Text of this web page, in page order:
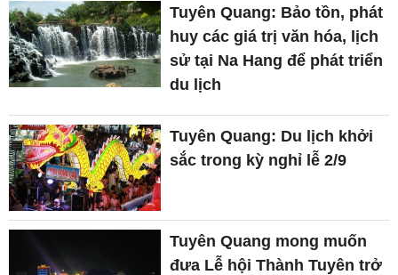
Tuyên Quang: Bảo tồn, phát
huy các giá trị văn hóa, lịch
sử tại Na Hang để phát triển
du lịch
Tuyên Quang: Du lịch khởi
sắc trong kỳ nghỉ lễ 2/9
Tuyên Quang mong muốn
đưa Lễ hội Thành Tuyên trở